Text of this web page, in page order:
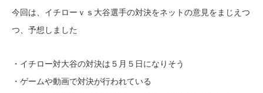
今回は、イチローｖｓ大谷選手の対決をネットの意見をまじえつ
つ、予想しました
・イチロー対大谷の対決は５月５日になりそう
・ゲームや動画で対決が行われている